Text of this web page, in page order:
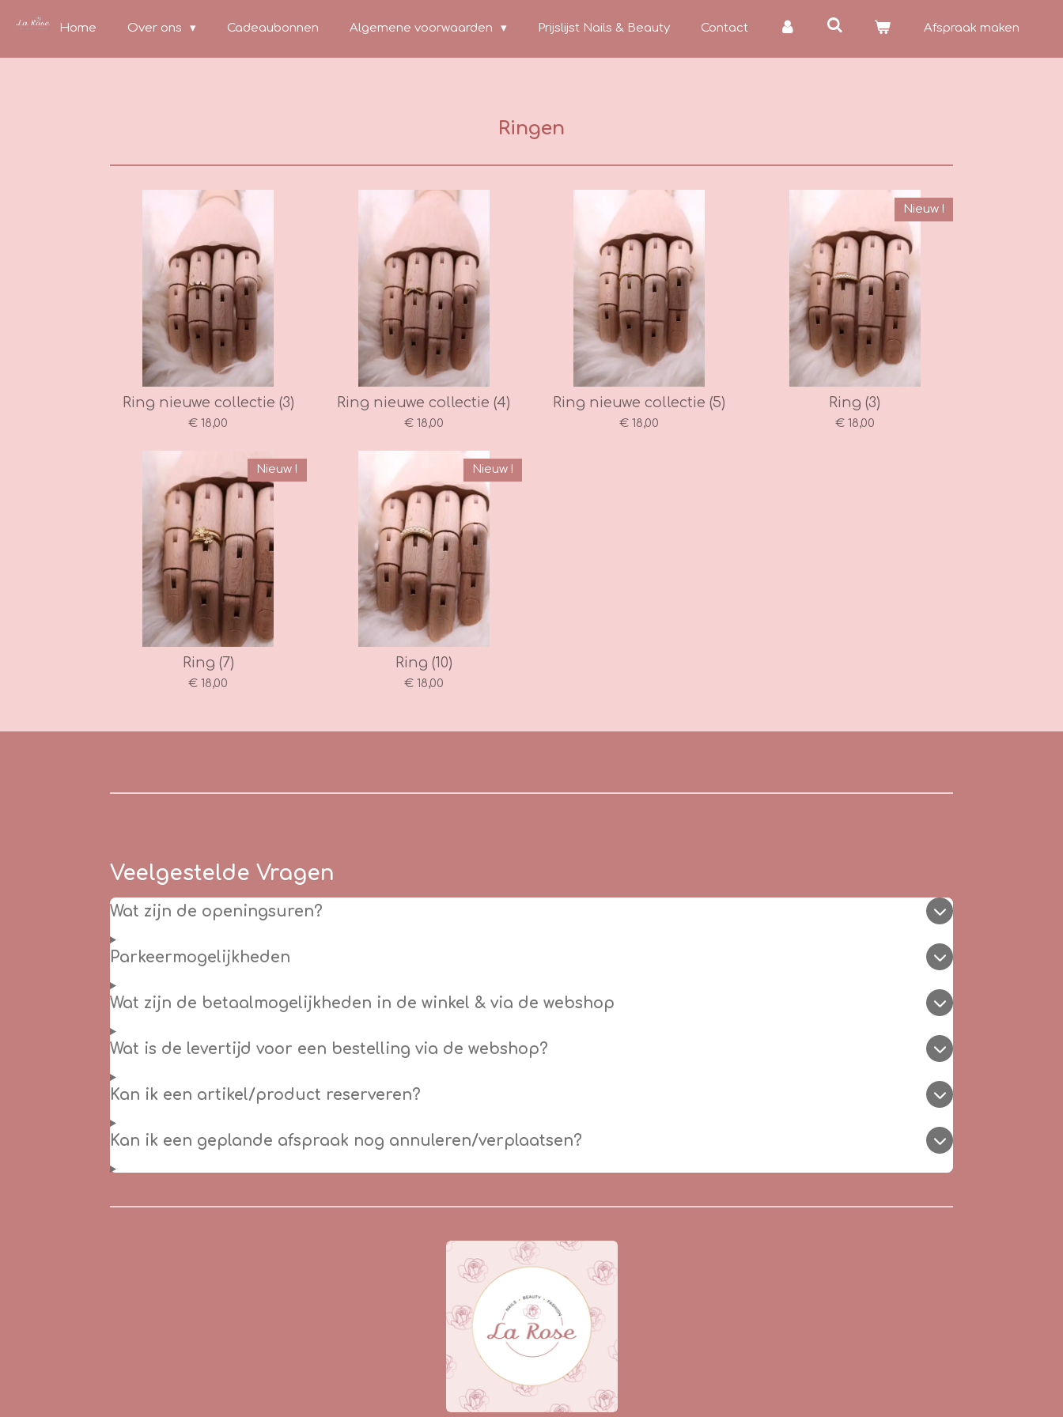
direct
Home Over ons Cadeaubonnen Algemene voorwaarden Prijslijst Nails & Beauty Contact Afspraak maken
Ringen
Ring nieuwe collectie (3)
€ 18,00
Ring nieuwe collectie (4)
€ 18,00
Ring nieuwe collectie (5)
€ 18,00
Nieuw !
Ring (3)
€ 18,00
Nieuw !
Ring (7)
€ 18,00
Nieuw !
Ring (10)
€ 18,00
Veelgestelde Vragen
Wat zijn de openingsuren?
Parkeermogelijkheden
Wat zijn de betaalmogelijkheden in de winkel & via de webshop
Wat is de levertijd voor een bestelling via de webshop?
Kan ik een artikel/product reserveren?
Kan ik een geplande afspraak nog annuleren/verplaatsen?